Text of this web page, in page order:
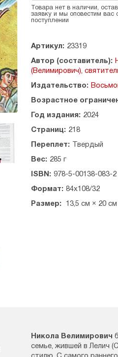
«…Господи, надежда
мой во тьме. Возложи
Товара нет в наличии,
заявку и мы оповестим вас
поступлении
Артикул: 23319
Автор (составитель):
(Велимирович),
Издательство:
Возрастное
Год издания: 2024
Страниц: 218
Переплет: Твердый
Вес: 285 г
ISBN: 978-5-00138-083-2
Формат: 84х108/32
Размер: 13,5 см × 20
Никола Велимирович
семье, жившей в Лелич